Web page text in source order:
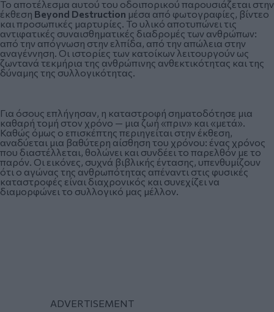
Το αποτέλεσμα αυτού του οδοιπορικού παρουσιάζεται στην
έκθεση Beyond Destruction μέσα από φωτογραφίες, βίντεο
και προσωπικές μαρτυρίες. Το υλικό αποτυπώνει τις
αντιφατικές συναισθηματικές διαδρομές των ανθρώπων:
από την απόγνωση στην ελπίδα, από την απώλεια στην
αναγέννηση. Οι ιστορίες των κατοίκων λειτουργούν ως
ζωντανά τεκμήρια της ανθρώπινης ανθεκτικότητας και της
δύναμης της συλλογικότητας.
Για όσους επλήγησαν, η καταστροφή σηματοδότησε μια
καθαρή τομή στον χρόνο — μια ζωή «πριν» και «μετά».
Καθώς όμως ο επισκέπτης περιηγείται στην έκθεση,
αναδύεται μια βαθύτερη αίσθηση του χρόνου: ένας χρόνος
που διαστέλλεται, θολώνει και συνδέει το παρελθόν με το
παρόν. Οι εικόνες, συχνά βιβλικής έντασης, υπενθυμίζουν
ότι ο αγώνας της ανθρωπότητας απέναντι στις φυσικές
καταστροφές είναι διαχρονικός και συνεχίζει να
διαμορφώνει το συλλογικό μας μέλλον.